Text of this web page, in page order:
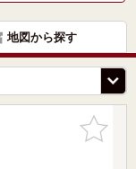
地図から探す
お気に入
りに追加